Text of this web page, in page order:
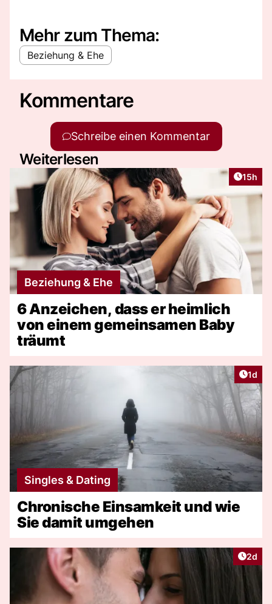
Mehr zum Thema:
Beziehung & Ehe
Kommentare
Schreibe einen Kommentar
Weiterlesen
Artikel
15h
Beziehung & Ehe
6 Anzeichen, dass er heimlich
von einem gemeinsamen Baby
träumt
1d
Singles & Dating
Chronische Einsamkeit und wie
Sie damit umgehen
2d